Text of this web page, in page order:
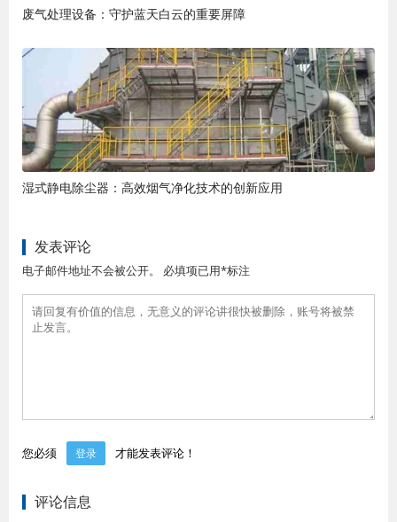
废气处理设备：守护蓝天白云的重要屏障
湿式静电除尘器：高效烟气净化技术的创新应用
发表评论
电子邮件地址不会被公开。 必填项已用*标注
您必须 登录 才能发表评论！
评论信息